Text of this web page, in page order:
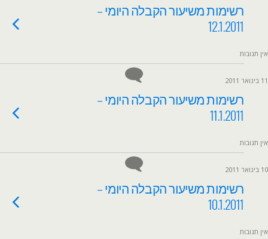
רשימות משיעור הקבלה היומי –
12.1.2011
אין תגובות
11 בינואר 2011
רשימות משיעור הקבלה היומי –
11.1.2011
אין תגובות
10 בינואר 2011
רשימות משיעור הקבלה היומי –
10.1.2011
אין תגובות